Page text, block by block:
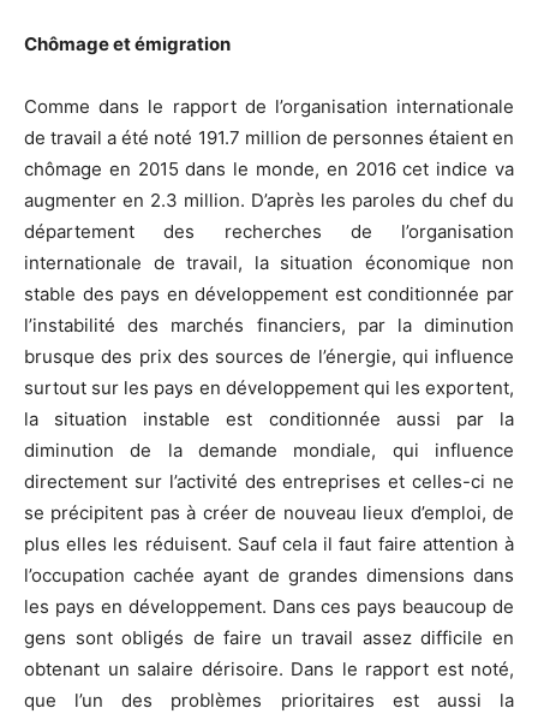
Chômage et émigration
Comme dans le rapport de l’organisation internationale
de travail a été noté 191.7 million de personnes étaient en
chômage en 2015 dans le monde, en 2016 cet indice va
augmenter en 2.3 million. D’après les paroles du chef du
département des recherches de l’organisation
internationale de travail, la situation économique non
stable des pays en développement est conditionnée par
l’instabilité des marchés financiers, par la diminution
brusque des prix des sources de l’énergie, qui influence
surtout sur les pays en développement qui les exportent,
la situation instable est conditionnée aussi par la
diminution de la demande mondiale, qui influence
directement sur l’activité des entreprises et celles-ci ne
se précipitent pas à créer de nouveau lieux d’emploi, de
plus elles les réduisent. Sauf cela il faut faire attention à
l’occupation cachée ayant de grandes dimensions dans
les pays en développement. Dans ces pays beaucoup de
gens sont obligés de faire un travail assez difficile en
obtenant un salaire dérisoire. Dans le rapport est noté,
que l’un des problèmes prioritaires est aussi la